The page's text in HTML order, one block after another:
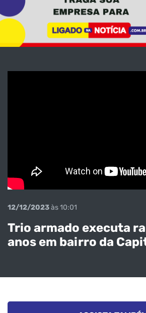
12/12/2023às 10:01
Trio armado executa
anos em bairro da